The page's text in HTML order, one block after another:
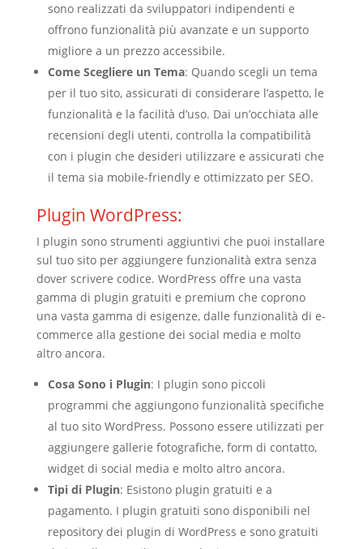
sono realizzati da sviluppatori indipendenti e
offrono funzionalità più avanzate e un supporto
migliore a un prezzo accessibile.
Come Scegliere un Tema: Quando scegli un tema
per il tuo sito, assicurati di considerare l’aspetto, le
funzionalità e la facilità d’uso. Dai un’occhiata alle
recensioni degli utenti, controlla la compatibilità
con i plugin che desideri utilizzare e assicurati che
il tema sia mobile-friendly e ottimizzato per SEO.
Plugin WordPress:
I plugin sono strumenti aggiuntivi che puoi installare
sul tuo sito per aggiungere funzionalità extra senza
dover scrivere codice. WordPress offre una vasta
gamma di plugin gratuiti e premium che coprono
una vasta gamma di esigenze, dalle funzionalità di e-
commerce alla gestione dei social media e molto
altro ancora.
Cosa Sono i Plugin: I plugin sono piccoli
programmi che aggiungono funzionalità specifiche
al tuo sito WordPress. Possono essere utilizzati per
aggiungere gallerie fotografiche, form di contatto,
widget di social media e molto altro ancora.
Tipi di Plugin: Esistono plugin gratuiti e a
pagamento. I plugin gratuiti sono disponibili nel
repository dei plugin di WordPress e sono gratuiti